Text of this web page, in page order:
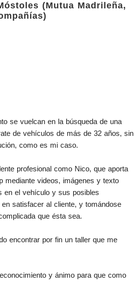
(Mutua Madrileña,
se vuelcan en la búsqueda de una
de vehículos de más de 32 años, sin
como es mi caso.
profesional como Nico, que aporta
mediante videos, imágenes y texto
en el vehículo y sus posibles
satisfacer al cliente, y tomándose
que ésta sea.
encontrar por fin un taller que me
y ánimo para que como